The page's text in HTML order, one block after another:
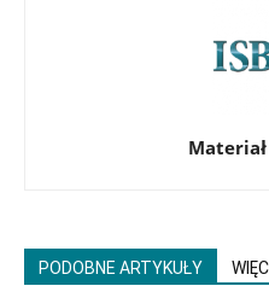
PODOBNE ARTYKUŁY